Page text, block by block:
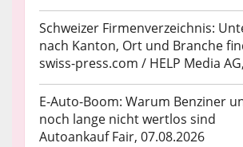
Schweizer Firmenverzeichnis:
nach Kanton, Ort und Branche
swiss-press.com / HELP Media
E-Auto-Boom: Warum Benziner
noch lange nicht wertlos sind
Autoankauf Fair, 07.08.2026